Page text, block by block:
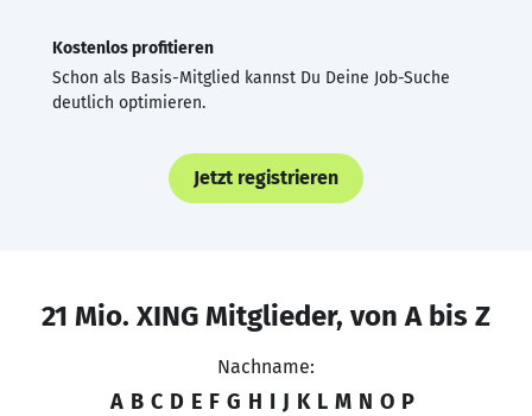
Kostenlos profitieren
Schon als Basis-Mitglied kannst Du Deine Job-Suche
deutlich optimieren.
Jetzt registrieren
21 Mio. XING Mitglieder, von A bis Z
Nachname:
A B C D E F G H I J K L M N O P